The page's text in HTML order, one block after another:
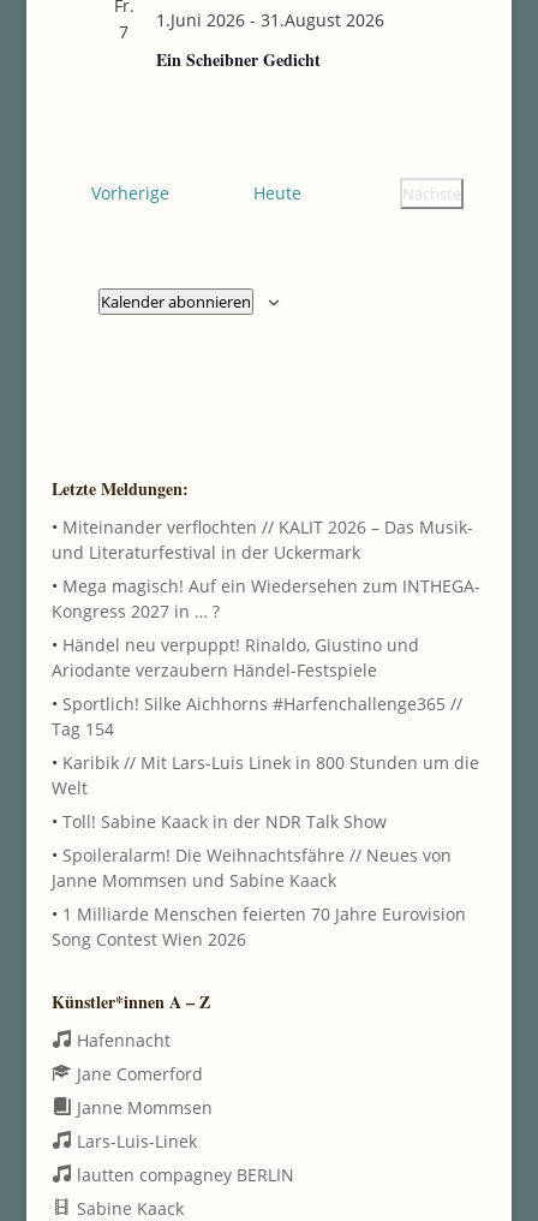
Fr.
7
Ein Scheibner Gedicht
1.Juni 2026 -31.August 2026
Vorherige Veranstaltungen
Heute
Nächste
Kalender abonnieren
Letzte Meldungen:
• Miteinander verflochten // KALIT 2026 – Das Musik-
und Literaturfestival in der Uckermark
• Mega magisch! Auf ein Wiedersehen zum INTHEGA-
Kongress 2027 in … ?
• Händel neu verpuppt! Rinaldo, Giustino und
Ariodante verzaubern Händel-Festspiele
• Sportlich! Silke Aichhorns #Harfenchallenge365 //
Tag 154
• Karibik // Mit Lars-Luis Linek in 800 Stunden um die
Welt
• Toll! Sabine Kaack in der NDR Talk Show
• Spoileralarm! Die Weihnachtsfähre // Neues von
Janne Mommsen und Sabine Kaack
• 1 Milliarde Menschen feierten 70 Jahre Eurovision
Song Contest Wien 2026
Künstler*innen A – Z
Hafennacht
Jane Comerford
Janne Mommsen
Lars-Luis-Linek
lautten compagney BERLIN
Sabine Kaack